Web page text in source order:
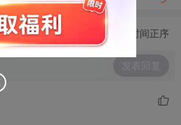
切换为时间正序
发表回复